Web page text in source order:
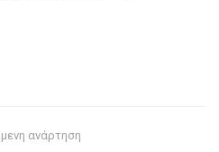
ανάρτηση